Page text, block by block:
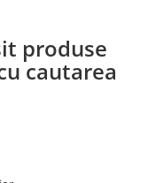
produse
cautarea